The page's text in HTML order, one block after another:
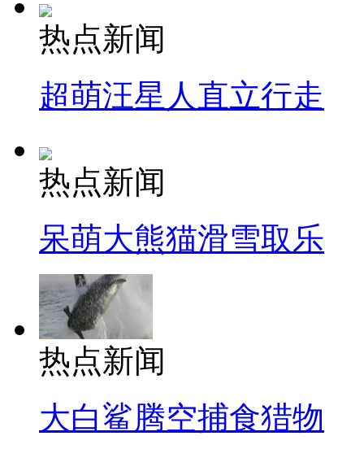
热点新闻
超萌汪星人直立行走
热点新闻
呆萌大熊猫滑雪取乐
热点新闻
大白鲨腾空捕食猎物